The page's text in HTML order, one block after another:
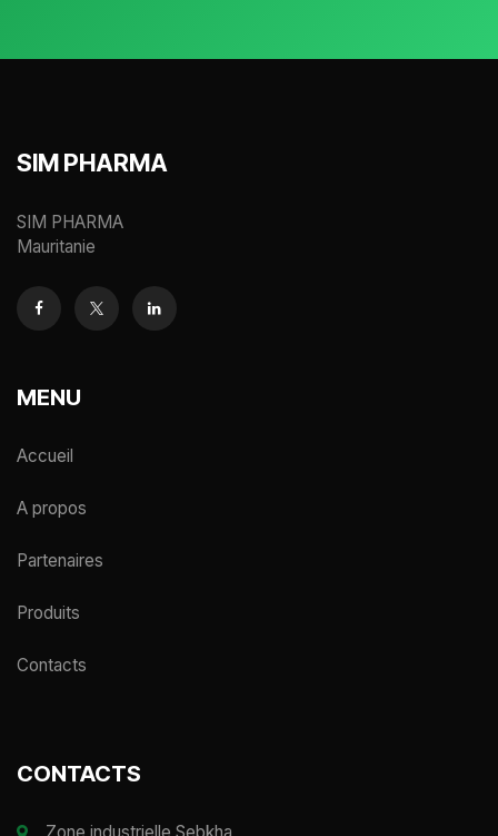
SIM PHARMA
SIM PHARMA
Mauritanie
MENU
Accueil
A propos
Partenaires
Produits
Contacts
CONTACTS